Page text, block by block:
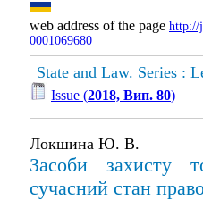
web address of the page http://
0001069680
State and Law. Series :
Issue (2018, Вип. 80)
Локшина Ю. В.
Засоби захисту
сучасний стан